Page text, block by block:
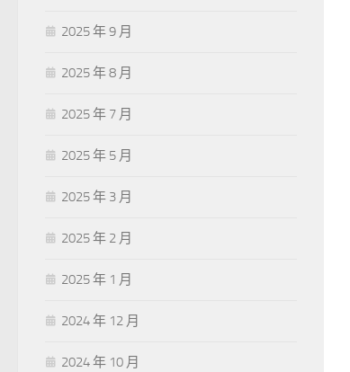
2025 年 9 月
2025 年 8 月
2025 年 7 月
2025 年 5 月
2025 年 3 月
2025 年 2 月
2025 年 1 月
2024 年 12 月
2024 年 10 月